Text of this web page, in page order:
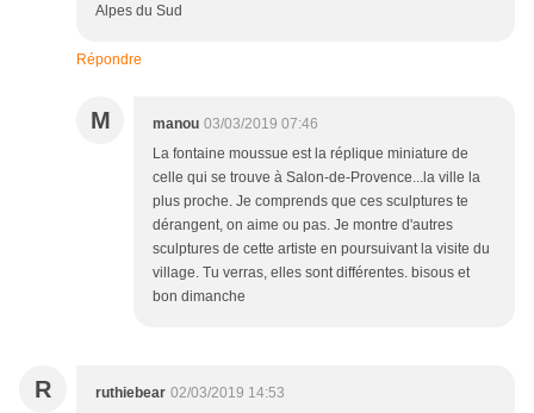
Alpes du Sud
Répondre
M manou 03/03/2019 07:46
La fontaine moussue est la réplique miniature de
celle qui se trouve à Salon-de-Provence...la ville la
plus proche. Je comprends que ces sculptures te
dérangent, on aime ou pas. Je montre d'autres
sculptures de cette artiste en poursuivant la visite du
village. Tu verras, elles sont différentes. bisous et
bon dimanche
R ruthiebear 02/03/2019 14:53